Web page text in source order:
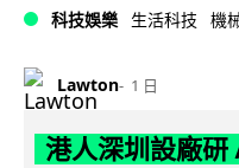
科技娛樂 生活科技 機
Lawton 1 日
港人深圳設廠研